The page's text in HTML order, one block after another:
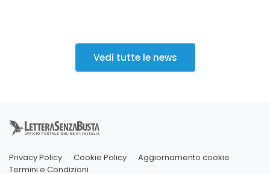
Vedi tutte le news
Privacy Policy Cookie Policy
Aggiornamento cookie
Termini e Condizioni